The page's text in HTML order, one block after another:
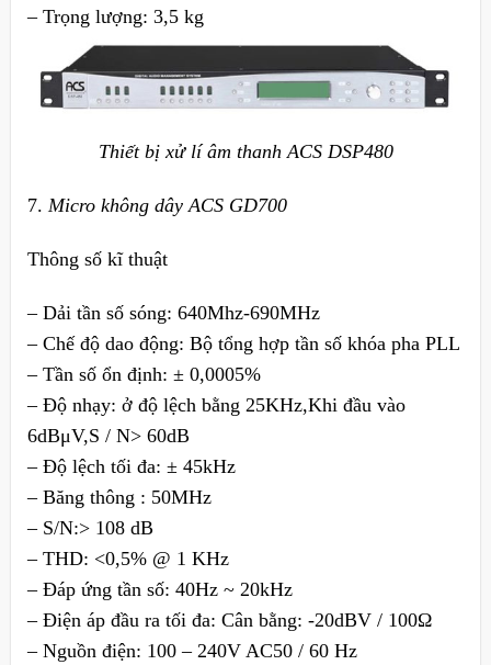
– Trọng lượng: 3,5 kg
Thiết bị xử lí âm thanh ACS DSP480
7. Micro không dây ACS GD700
Thông số kĩ thuật
– Dải tần số sóng: 640Mhz-690MHz
– Chế độ dao động: Bộ tổng hợp tần số khóa pha PLL
– Tần số ổn định: ± 0,0005%
– Độ nhạy: ở độ lệch bằng 25KHz,Khi đầu vào
6dBμV,S / N> 60dB
– Độ lệch tối đa: ± 45kHz
– Băng thông : 50MHz
– S/N:> 108 dB
– THD: <0,5% @ 1 KHz
– Đáp ứng tần số: 40Hz ~ 20kHz
– Điện áp đầu ra tối đa: Cân bằng: -20dBV / 100Ω
– Nguồn điện: 100 – 240V AC50 / 60 Hz